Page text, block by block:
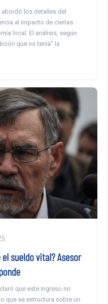
los detalles del
al impacto de ciertas
local. El análisis, según
que no tenía” la
sueldo vital? Asesor
que este ingreso no
que se estructura sobre un